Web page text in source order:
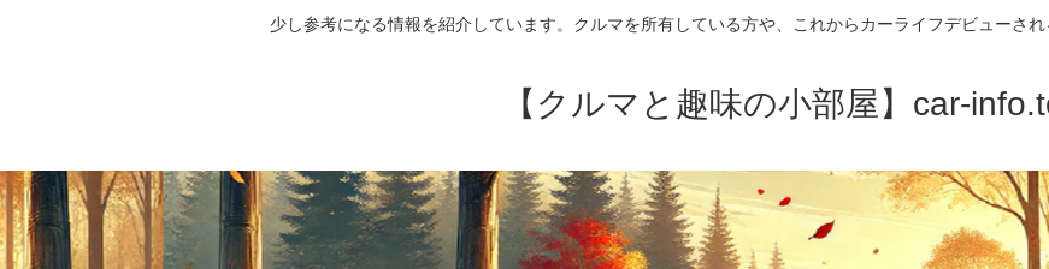
少し参考になる情報を紹介しています。クルマを所有している方や、これからカーライフデビューされ
【クルマと趣味の小部屋】car-